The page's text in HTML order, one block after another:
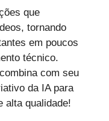
que
tornando
em poucos
técnico.
com seu
da IA para
alta qualidade!